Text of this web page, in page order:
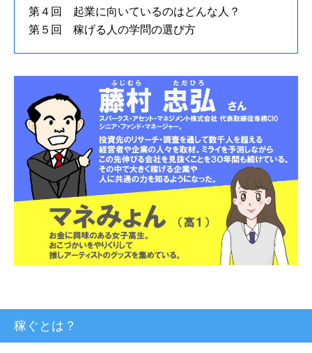
第４回 起業に向いているのはどんな人？
第５回 稼げる人の学問の選び方
稼ぐとは？